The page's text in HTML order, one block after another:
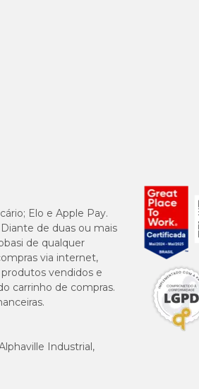
0,09mg
0,7477mg
Elo e Apple Pay.
de duas ou mais
de qualquer
via internet,
produtos vendidos e
carrinho de compras.
Industrial,